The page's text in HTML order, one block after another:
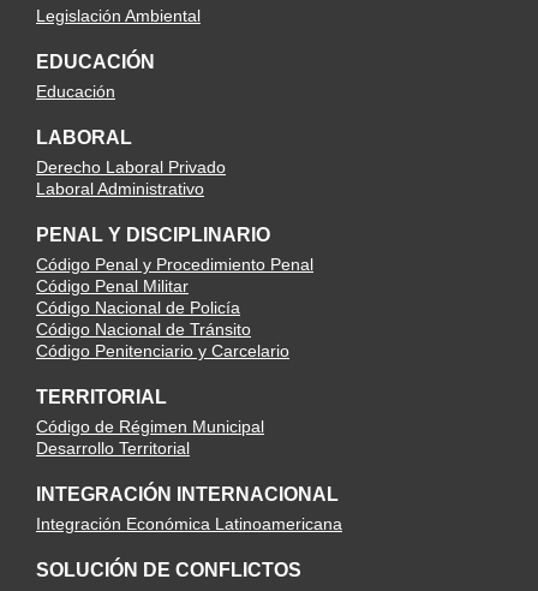
Legislación Ambiental
EDUCACIÓN
Educación
LABORAL
Derecho Laboral Privado
Laboral Administrativo
PENAL Y DISCIPLINARIO
Código Penal y Procedimiento Penal
Código Penal Militar
Código Nacional de Policía
Código Nacional de Tránsito
Código Penitenciario y Carcelario
TERRITORIAL
Código de Régimen Municipal
Desarrollo Territorial
INTEGRACIÓN INTERNACIONAL
Integración Económica Latinoamericana
SOLUCIÓN DE CONFLICTOS